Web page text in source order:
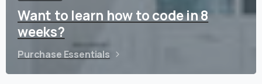
Want to learn how to code in 8
weeks?
Purchase Essentials